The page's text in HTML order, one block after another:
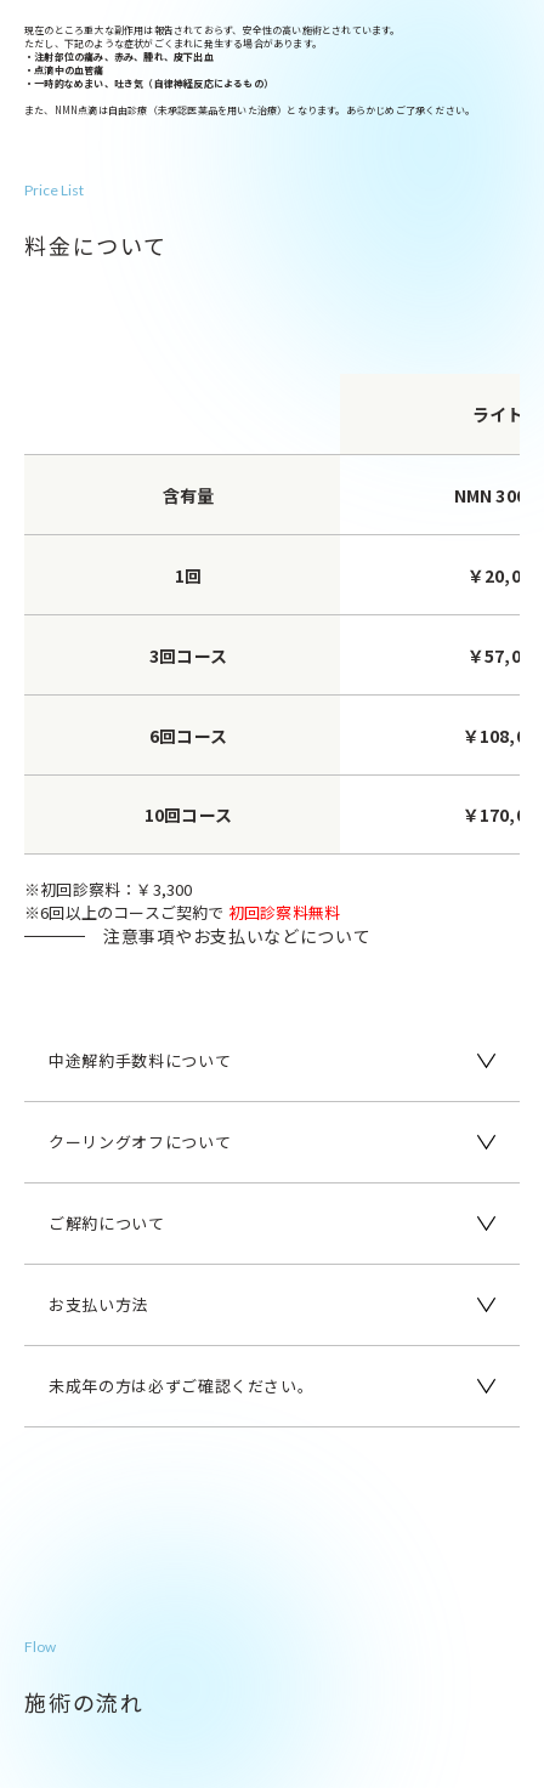
現在のところ重大な副作用は報告されておらず、安全性の高い施術とされています。
ただし、下記のような症状がごくまれに発生する場合があります。
・注射部位の痛み、赤み、腫れ、皮下出血
・点滴中の血管痛
・一時的なめまい、吐き気（自律神経反応によるもの）
また、NMN点滴は自由診療（未承認医薬品を用いた治療）となります。あらかじめご了承ください。
Price List
料金について
含有量
1回
3回コース
6回コース
10回コース
ライト
NMN
￥20,000
￥57,000
￥
￥
※初回診察料：￥3,300
※6回以上のコースご契約で 初回診察料無料
注意事項やお支払いなどについて
中途解約手数料について
クーリングオフについて
ご解約について
お支払い方法
未成年の方は必ずご確認ください。
Flow
施術の流れ